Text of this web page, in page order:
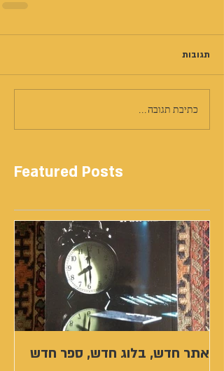
תגובות
כתיבת תגובה...
Featured Posts
אתר חדש, בלוג חדש, ספר חדש